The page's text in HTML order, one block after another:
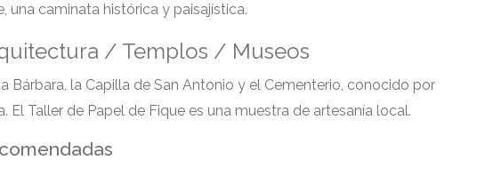
una caminata histórica y paisajística.
/ Templos / Museos
Bárbara, la Capilla de San Antonio y el Cementerio, conocido por
El Taller de Papel de Fique es una muestra de artesanía local.